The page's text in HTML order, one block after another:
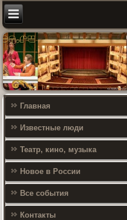
Главная
Известные люди
Театр, кино, музыка
Новое в России
Все события
Контакты